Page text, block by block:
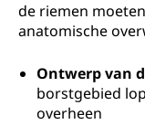
de riemen
anatomische
Ontwerp van
borstgebied
overheen